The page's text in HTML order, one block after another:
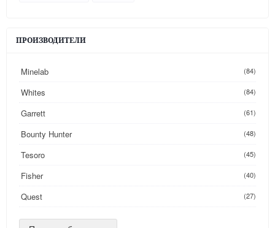
ПРОИЗВОДИТЕЛИ
Minelab (84)
Whites (84)
Garrett (61)
Bounty Hunter (48)
Tesoro (45)
Fisher (40)
Quest (27)
Golden Mask